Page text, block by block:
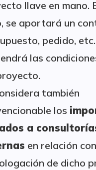
llave en mano.
se aportará un
pedido,
las
también
los
a
en relación
de dicho